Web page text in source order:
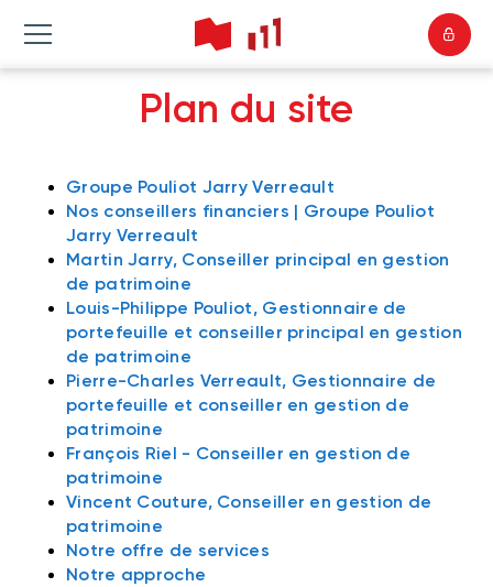
Plan du site
Groupe Pouliot Jarry Verreault
Nos conseillers financiers | Groupe Pouliot
Jarry Verreault
Martin Jarry, Conseiller principal en gestion
de patrimoine
Louis-Philippe Pouliot, Gestionnaire de
portefeuille et conseiller principal en gestion
de patrimoine
Pierre-Charles Verreault, Gestionnaire de
portefeuille et conseiller en gestion de
patrimoine
François Riel - Conseiller en gestion de
patrimoine
Vincent Couture, Conseiller en gestion de
patrimoine
Notre offre de services
Notre approche